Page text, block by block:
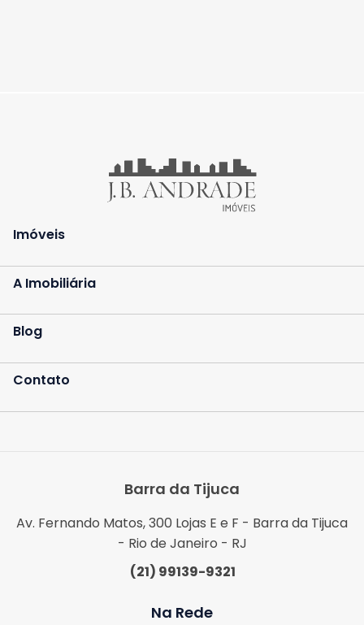
Imóveis
A Imobiliária
Blog
Contato
Barra da Tijuca
Av. Fernando Matos, 300 Lojas E e F - Barra da Tijuca
- Rio de Janeiro - RJ
(21) 99139-9321
Na Rede